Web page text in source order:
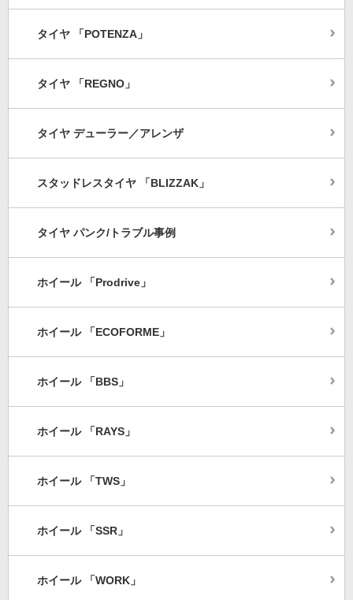
タイヤ 「POTENZA」
タイヤ 「REGNO」
タイヤ デューラー／アレンザ
スタッドレスタイヤ 「BLIZZAK」
タイヤ パンク/トラブル事例
ホイール 「Prodrive」
ホイール 「ECOFORME」
ホイール 「BBS」
ホイール 「RAYS」
ホイール 「TWS」
ホイール 「SSR」
ホイール 「WORK」